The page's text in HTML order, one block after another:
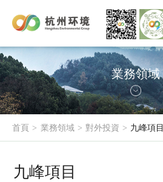
業務領域
首頁 業務領域 對外投資 九峰項目
九峰項目